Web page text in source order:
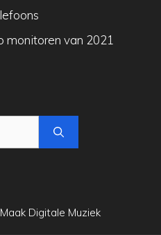
monitoren van 2021
Digitale Muziek